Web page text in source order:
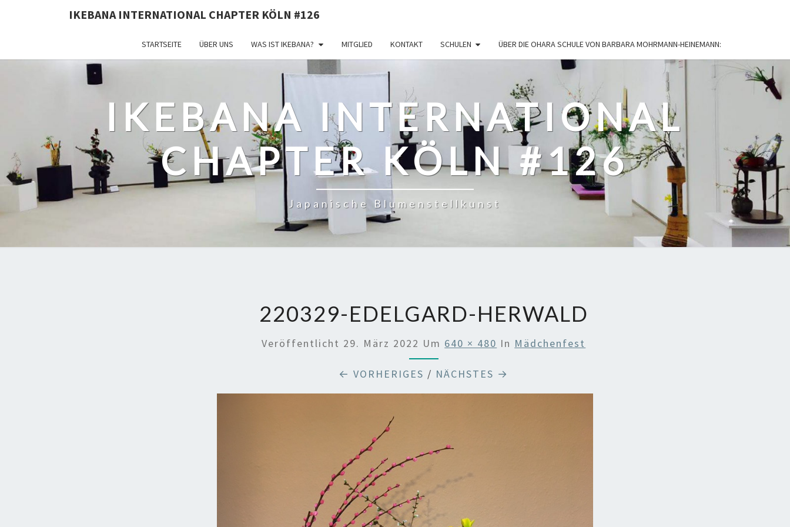
IKEBANA INTERNATIONAL CHAPTER KÖLN #126
STARTSEITE ÜBER UNS WAS IST IKEBANA? MITGLIED KONTAKT SCHULEN ÜBER DIE OHARA SCHULE VON BARBARA MOHRMANN-HEINEMANN:
IKEBANA INTERNATIONAL
CHAPTER KÖLN #126
Japanische Blumenstellkunst
220329-EDELGARD-HERWALD
Veröffentlicht 29. März 2022 Um 640 × 480 In Mädchenfest
← VORHERIGES / NÄCHSTES →